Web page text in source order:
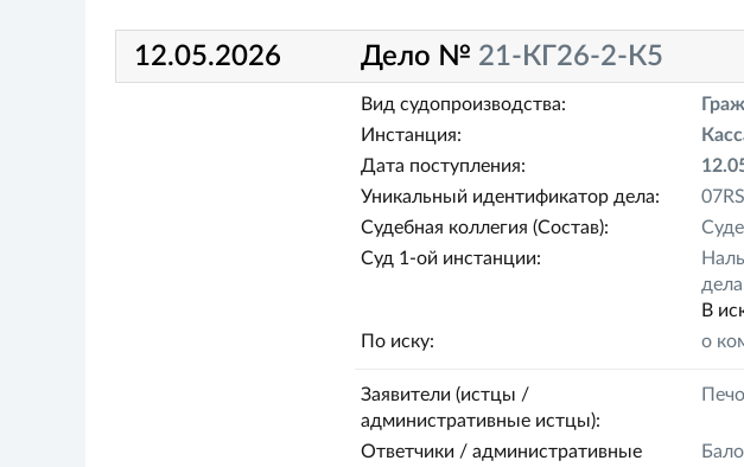
12.05.2026 Дело № 21-КГ26-2-К5
Вид судопроизводства:
Инстанция:
Дата поступления:
Уникальный идентификатор дела:
Судебная коллегия (Состав):
Суд 1-ой инстанции:
В
По иску:
о
Заявители (истцы /
административные истцы):
Ответчики / административные